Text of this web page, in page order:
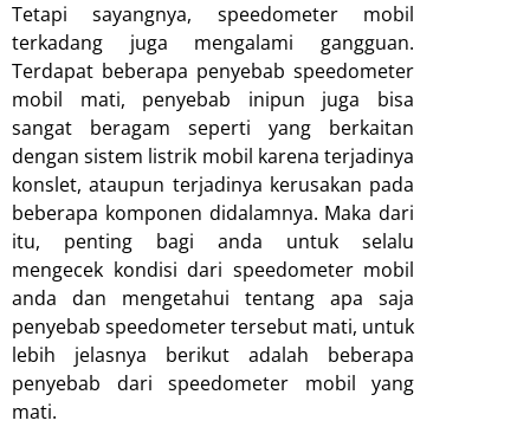
Tetapi sayangnya, speedometer mobil
terkadang juga mengalami gangguan.
Terdapat beberapa penyebab speedometer
mobil mati, penyebab inipun juga bisa
sangat beragam seperti yang berkaitan
dengan sistem listrik mobil karena terjadinya
konslet, ataupun terjadinya kerusakan pada
beberapa komponen didalamnya. Maka dari
itu, penting bagi anda untuk selalu
mengecek kondisi dari speedometer mobil
anda dan mengetahui tentang apa saja
penyebab speedometer tersebut mati, untuk
lebih jelasnya berikut adalah beberapa
penyebab dari speedometer mobil yang
mati.